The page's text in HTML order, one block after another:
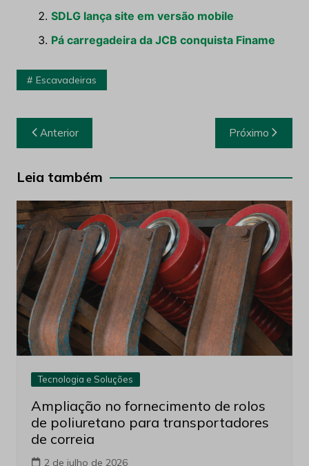
SDLG lança site em versão mobile
Pá carregadeira da JCB conquista Finame
Escavadeiras
Navegação
de
Post
Anterior Próximo
Leia também
Tecnologia e Soluções
Ampliação no fornecimento de rolos
de poliuretano para transportadores
de correia
2 de julho de 2026